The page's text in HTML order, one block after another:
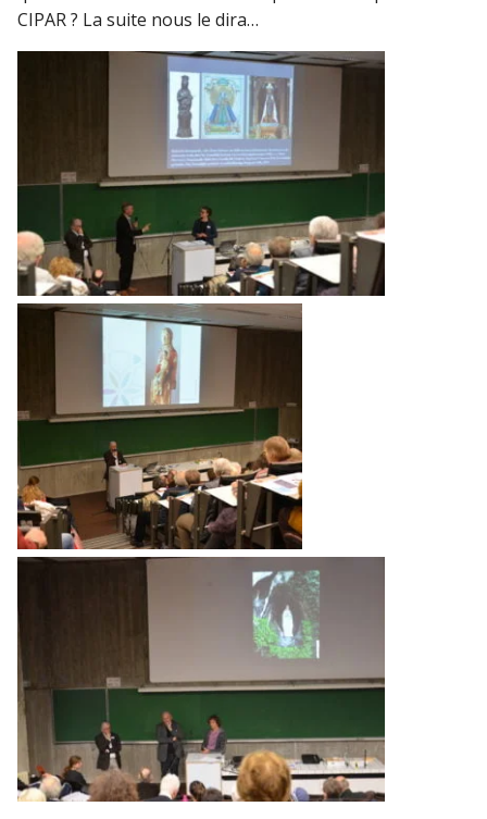
CIPAR ? La suite nous le dira…